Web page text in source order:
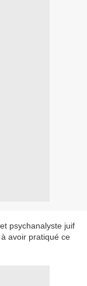
psychanalyste juif
avoir pratiqué ce